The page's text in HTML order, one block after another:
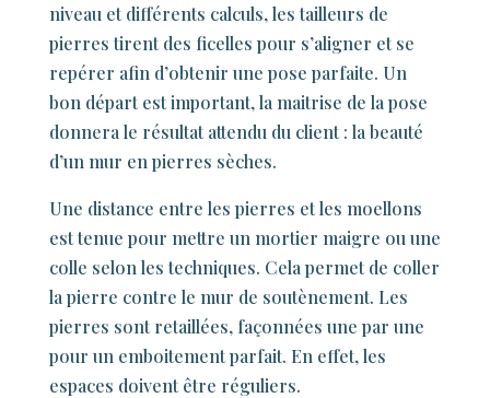
niveau et différents calculs, les tailleurs de
pierres tirent des ficelles pour s’aligner et se
repérer afin d’obtenir une pose parfaite. Un
bon départ est important, la maitrise de la pose
donnera le résultat attendu du client : la beauté
d’un mur en pierres sèches.
Une distance entre les pierres et les moellons
est tenue pour mettre un mortier maigre ou une
colle selon les techniques. Cela permet de coller
la pierre contre le mur de soutènement. Les
pierres sont retaillées, façonnées une par une
pour un emboitement parfait. En effet, les
espaces doivent être réguliers.